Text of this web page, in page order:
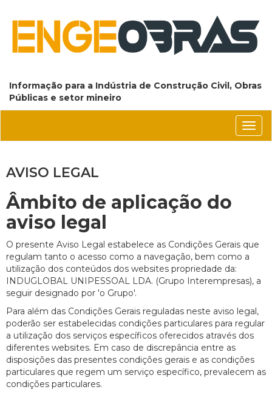
Informação para a Indústria de Construção Civil, Obras
Públicas e setor mineiro
AVISO LEGAL
Âmbito de aplicação do
aviso legal
O presente Aviso Legal estabelece as Condições Gerais que
regulam tanto o acesso como a navegação, bem como a
utilização dos conteúdos dos websites propriedade da:
INDUGLOBAL UNIPESSOAL LDA. (Grupo Interempresas), a
seguir designado por 'o Grupo'.
Para além das Condições Gerais reguladas neste aviso legal,
poderão ser estabelecidas condições particulares para regular
a utilização dos serviços específicos oferecidos através dos
diferentes websites. Em caso de discrepância entre as
disposições das presentes condições gerais e as condições
particulares que regem um serviço específico, prevalecem as
condições particulares.